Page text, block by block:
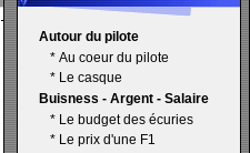
Autour du pilote
* Au coeur du pilote
* Le casque
Buisness - Argent - Salaire
* Le budget des écuries
* Le prix d'une F1